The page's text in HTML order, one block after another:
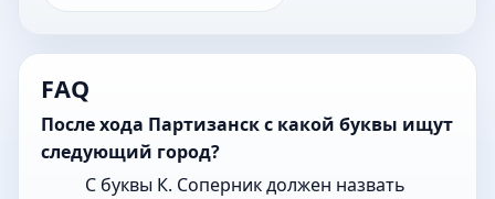
FAQ
После хода Партизанск с какой буквы ищут
следующий город?
С буквы К. Соперник должен назвать